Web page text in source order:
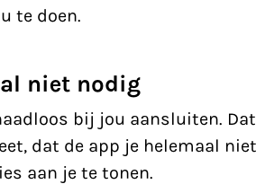
te doen.
niet nodig
bij jou aansluiten. Dat
dat de app je helemaal niet
aan je te tonen.